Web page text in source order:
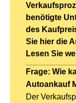
benötigte
des
Sie hier die
Lesen Sie
Frage: Wie
Autoankauf
Der